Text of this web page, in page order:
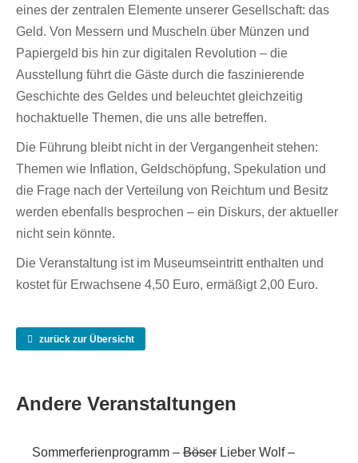
eines der zentralen Elemente unserer Gesellschaft: das
Geld. Von Messern und Muscheln über Münzen und
Papiergeld bis hin zur digitalen Revolution – die
Ausstellung führt die Gäste durch die faszinierende
Geschichte des Geldes und beleuchtet gleichzeitig
hochaktuelle Themen, die uns alle betreffen.
Die Führung bleibt nicht in der Vergangenheit stehen:
Themen wie Inflation, Geldschöpfung, Spekulation und
die Frage nach der Verteilung von Reichtum und Besitz
werden ebenfalls besprochen – ein Diskurs, der aktueller
nicht sein könnte.
Die Veranstaltung ist im Museumseintritt enthalten und
kostet für Erwachsene 4,50 Euro, ermäßigt 2,00 Euro.
zurück zur Übersicht
Andere Veranstaltungen
Sommerferienprogramm – Böser Lieber Wolf –